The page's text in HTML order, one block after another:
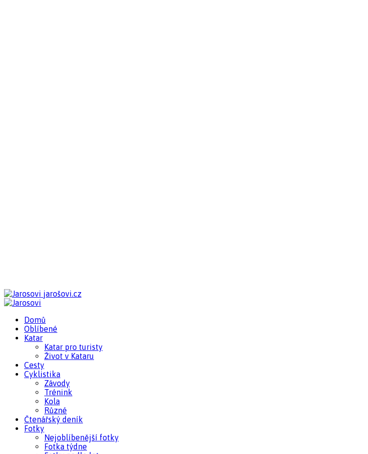
jarošovi.cz
Domů
Oblíbené
Katar
Katar pro turisty
Život v Kataru
Cesty
Cyklistika
Závody
Trénink
Kola
Různé
Čtenářský deník
Fotky
Nejoblíbenější fotky
Fotka týdne